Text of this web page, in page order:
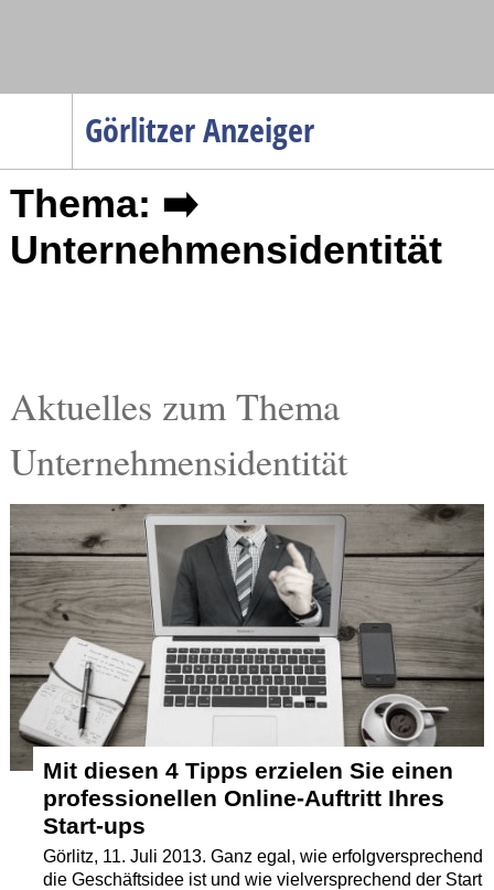
Görlitzer Anzeiger
Menüpunkte
Startseite
Gesellschaft
Gesundheit
Kultur
Kostenlos
Thema: ➡️
Unternehmensidentität
Aktuelles zum Thema
Unternehmensidentität
Mit diesen 4 Tipps erzielen Sie einen
professionellen Online-Auftritt Ihres
Start-ups
Görlitz, 11. Juli 2013. Ganz egal, wie erfolgversprechend
die Geschäftsidee ist und wie vielversprechend der Start